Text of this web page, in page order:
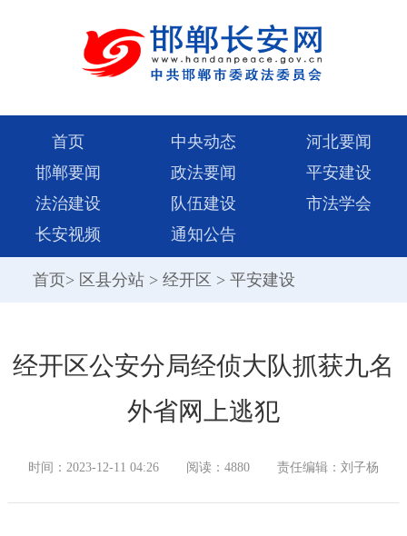
首页 中央动态
河北要闻
邯郸要闻
政法要闻
平安建设
法治建设
队伍建设
市法学会
长安视频
通知公告
首页> 区县分站 > 经开区 > 平安建设
经开区公安分局经侦大队抓获九名
外省网上逃犯
时间：2023-12-11 04:26 阅读：4880 责任编辑：刘子杨